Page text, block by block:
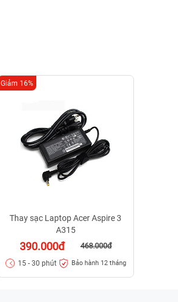
Thay sạc Laptop Acer Aspire 3
A315
390.000đ 468.000đ
Giảm 16%
15 - 30 phút Bảo hành 12 tháng